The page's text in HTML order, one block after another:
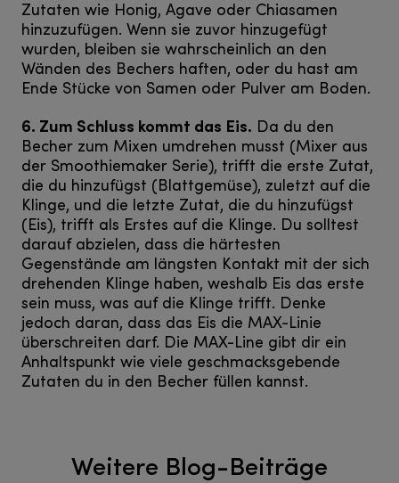
Zutaten wie Honig, Agave oder Chiasamen
hinzuzufügen. Wenn sie zuvor hinzugefügt
wurden, bleiben sie wahrscheinlich an den
Wänden des Bechers haften, oder du hast am
Ende Stücke von Samen oder Pulver am Boden.
6. Zum Schluss kommt das Eis. Da du den
Becher zum Mixen umdrehen musst (Mixer aus
der Smoothiemaker Serie), trifft die erste Zutat,
die du hinzufügst (Blattgemüse), zuletzt auf die
Klinge, und die letzte Zutat, die du hinzufügst
(Eis), trifft als Erstes auf die Klinge. Du solltest
darauf abzielen, dass die härtesten
Gegenstände am längsten Kontakt mit der sich
drehenden Klinge haben, weshalb Eis das erste
sein muss, was auf die Klinge trifft. Denke
jedoch daran, dass das Eis die MAX-Linie
überschreiten darf. Die MAX-Line gibt dir ein
Anhaltspunkt wie viele geschmacksgebende
Zutaten du in den Becher füllen kannst.
Weitere Blog-Beiträge